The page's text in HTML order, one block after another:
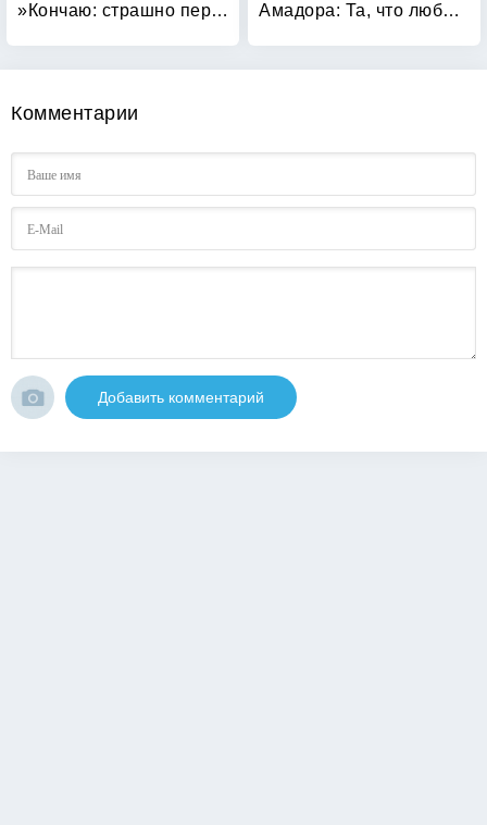
»Кончаю: страшно перечесть!» (Что осталось за кадром) Амадора: Та, что любит…
Комментарии